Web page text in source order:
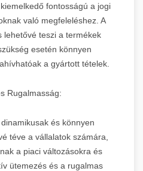
fontosságú a jogi
való megfeleléshez. A
lehetővé teszi a termékek
esetén könnyen
a gyártott tételek.
Rugalmasság:
és könnyen
téve a vállalatok számára,
a piaci változásokra és
ütemezés és a rugalmas